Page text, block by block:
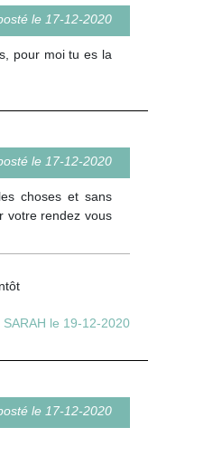
le 17-12-2020
pour moi tu es la
le 17-12-2020
choses et sans
votre rendez vous
SARAH le 19-12-2020
le 17-12-2020